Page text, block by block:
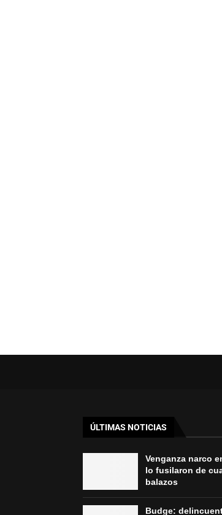
ÚLTIMAS NOTICIAS
Venganza narco
lo fusilaron de
balazos
Budge: